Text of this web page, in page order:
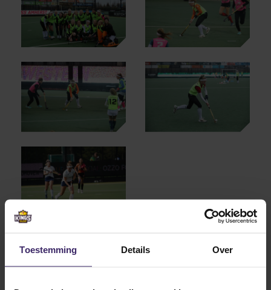
Toestemming Details Over
Other articles from Milou